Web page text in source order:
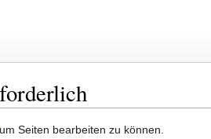
Seiten bearbeiten zu können.